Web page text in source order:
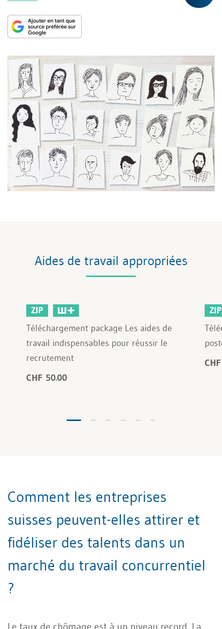
Aides de travail appropriées
ZIP
Téléchargement package Les aides de
travail indispensables pour réussir le
recrutement
CHF 50.00
ZIP
Comment les entreprises
suisses peuvent-elles attirer et
fidéliser des talents dans un
marché du travail concurrentiel
?
Le taux de chômage est à un niveau record. La